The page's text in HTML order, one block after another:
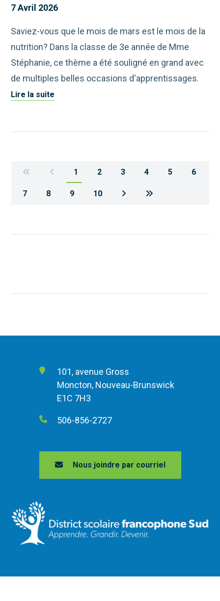
7 Avril 2026
Saviez-vous que le mois de mars est le mois de la
nutrition? Dans la classe de 3e année de Mme
Stéphanie, ce thème a été souligné en grand avec
de multiples belles occasions d'apprentissages.
Lire la suite
1 2 3 4 5 6
7 8 9 10
101, avenue Gross
Moncton, Nouveau-Brunswick
E1C 7H3
506-856-2727
Nous joindre par courriel